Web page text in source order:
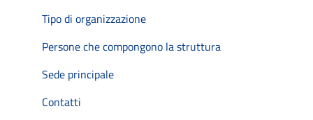
Tipo di organizzazione
Persone che compongono la struttura
Sede principale
Contatti